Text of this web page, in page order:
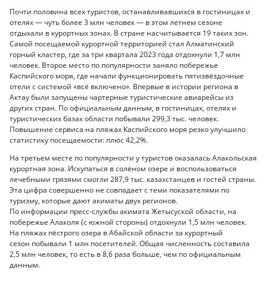
Почти половина всех туристов, останавливавшихся в гостиницах и
отелях — чуть более 3 млн человек — в этом летнем сезоне
отдыхали в курортных зонах. В стране насчитывается 19 таких зон.
Самой посещаемой курортной территорией стал Алматинский
горный кластер, где за три квартала 2023 года отдохнули 1,7 млн
человек. Второе место по популярности заняло побережье
Каспийского моря, где начали функционировать пятизвёздочные
отели с системой «всё включено». Впервые в истории региона в
Актау были запущены чартерные туристические авиарейсы из
других стран. По официальным данным, в гостиницах, отелях и
туристических базах области побывали 299,3 тыс. человек.
Повышение сервиса на пляжах Каспийского моря резко улучшило
статистику посещаемости: плюс 42,2%.
На третьем месте по популярности у туристов оказалась Алакольская
курортная зона. Искупаться в солёном озере и воспользоваться
лечебными грязями смогли 287,9 тыс. казахстанцев и гостей страны.
Эта цифра совершенно не совпадает с теми показателями по
туризму, которые дают акиматы двух регионов.
По информации пресс-службы акимата Жетысуской области, на
побережье Алаколя (с южной стороны) отдохнули 1,5 млн человек.
На пляжах пёстрого озера в Абайской области за курортный
сезон побывали 1 млн посетителей. Общая численность составила
2,5 млн человек, то есть в 8,6 раза больше, чем по официальным
данным.